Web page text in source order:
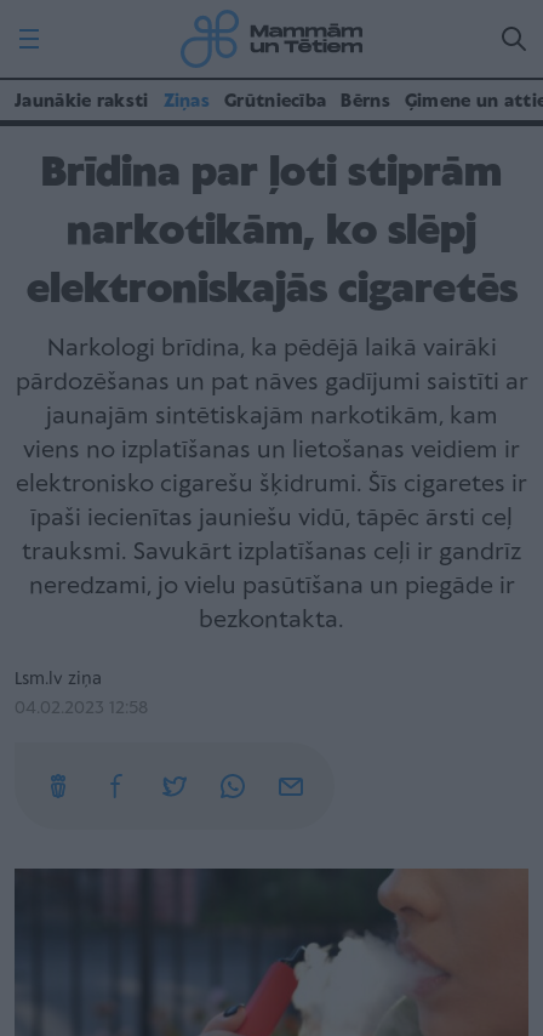
Jaunākie raksti Ziņas Grūtniecība Bērns Ģimene un
Brīdina par ļoti stiprām
narkotikām, ko slēpj
elektroniskajās cigaretēs
Narkologi brīdina, ka pēdējā laikā vairāki
pārdozēšanas un pat nāves gadījumi saistīti ar
jaunajām sintētiskajām narkotikām, kam
viens no izplatīšanas un lietošanas veidiem ir
elektronisko cigarešu šķidrumi. Šīs cigaretes ir
īpaši iecienītas jauniešu vidū, tāpēc ārsti ceļ
trauksmi. Savukārt izplatīšanas ceļi ir gandrīz
neredzami, jo vielu pasūtīšana un piegāde ir
bezkontakta.
Lsm.lv ziņa
04.02.2023 12:58